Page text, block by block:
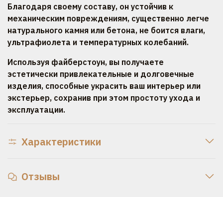
Благодаря своему составу, он устойчив к
механическим повреждениям, существенно легче
натурального камня или бетона, не боится влаги,
ультрафиолета и температурных колебаний.
Используя файберстоун, вы получаете
эстетически привлекательные и долговечные
изделия, способные украсить ваш интерьер или
экстерьер, сохранив при этом простоту ухода и
эксплуатации.
Характеристики
Отзывы